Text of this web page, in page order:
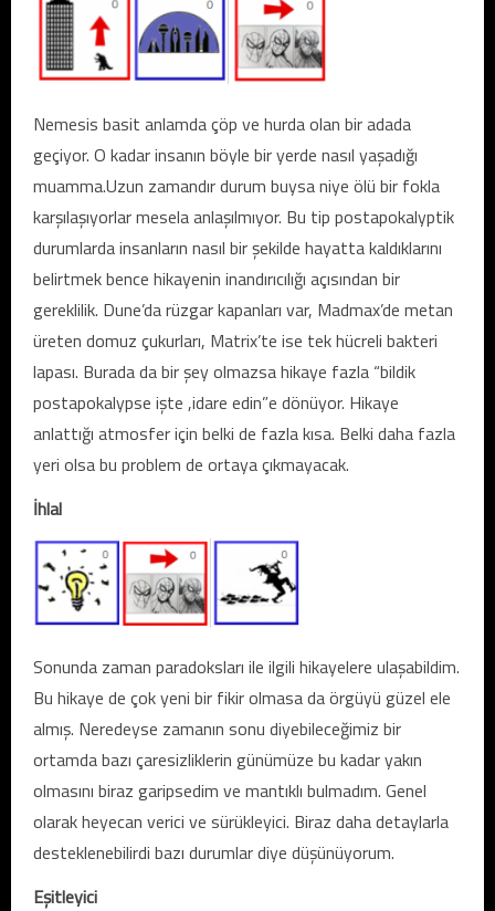
Nemesis basit anlamda çöp ve hurda olan bir adada
geçiyor. O kadar insanın böyle bir yerde nasıl yaşadığı
muamma.Uzun zamandır durum buysa niye ölü bir fokla
karşılaşıyorlar mesela anlaşılmıyor. Bu tip postapokalyptik
durumlarda insanların nasıl bir şekilde hayatta kaldıklarını
belirtmek bence hikayenin inandırıcılığı açısından bir
gereklilik. Dune’da rüzgar kapanları var, Madmax’de metan
üreten domuz çukurları, Matrix’te ise tek hücreli bakteri
lapası. Burada da bir şey olmazsa hikaye fazla “bildik
postapokalypse işte ,idare edin”e dönüyor. Hikaye
anlattığı atmosfer için belki de fazla kısa. Belki daha fazla
yeri olsa bu problem de ortaya çıkmayacak.
İhlal
Sonunda zaman paradoksları ile ilgili hikayelere ulaşabildim.
Bu hikaye de çok yeni bir fikir olmasa da örgüyü güzel ele
almış. Neredeyse zamanın sonu diyebileceğimiz bir
ortamda bazı çaresizliklerin günümüze bu kadar yakın
olmasını biraz garipsedim ve mantıklı bulmadım. Genel
olarak heyecan verici ve sürükleyici. Biraz daha detaylarla
desteklenebilirdi bazı durumlar diye düşünüyorum.
Eşitleyici